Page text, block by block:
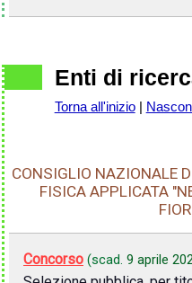
Enti di
Torna all'inizio|
CONSIGLIO NAZIONALE
FISICA APPLICATA
Concorso (scad. 9 aprile